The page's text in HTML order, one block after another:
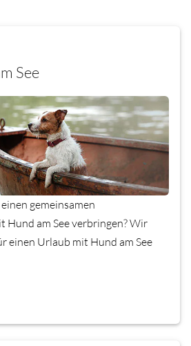
See
gemeinsamen
Hund am See verbringen? Wir
einen Urlaub mit Hund am See